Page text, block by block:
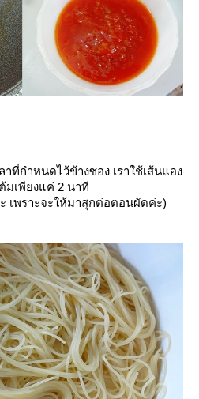
ที่กำหนดไว้ข้างซอง เราใช้เส้นแอง
มเพียงแค่ 2 นาที
เพราะจะให้มาสุกต่อตอนผัดค่ะ)